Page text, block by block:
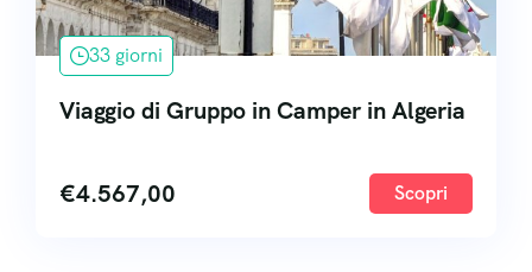
33 giorni
Viaggio di Gruppo in Camper in Algeria
€4.567,00 Scopri